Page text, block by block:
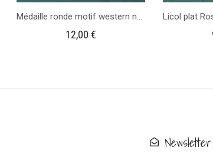
Médaille ronde motif western noir
12,00 €
Newsletter